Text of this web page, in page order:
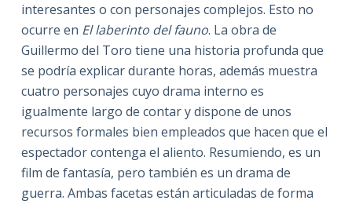
interesantes o con personajes complejos. Esto no
ocurre en El laberinto del fauno. La obra de
Guillermo del Toro tiene una historia profunda que
se podría explicar durante horas, además muestra
cuatro personajes cuyo drama interno es
igualmente largo de contar y dispone de unos
recursos formales bien empleados que hacen que el
espectador contenga el aliento. Resumiendo, es un
film de fantasía, pero también es un drama de
guerra. Ambas facetas están articuladas de forma